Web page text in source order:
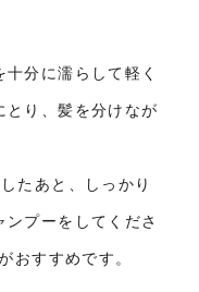
分に濡らして軽く
り、髪を分けなが
たあと、しっかり
プーをしてくださ
おすすめです。